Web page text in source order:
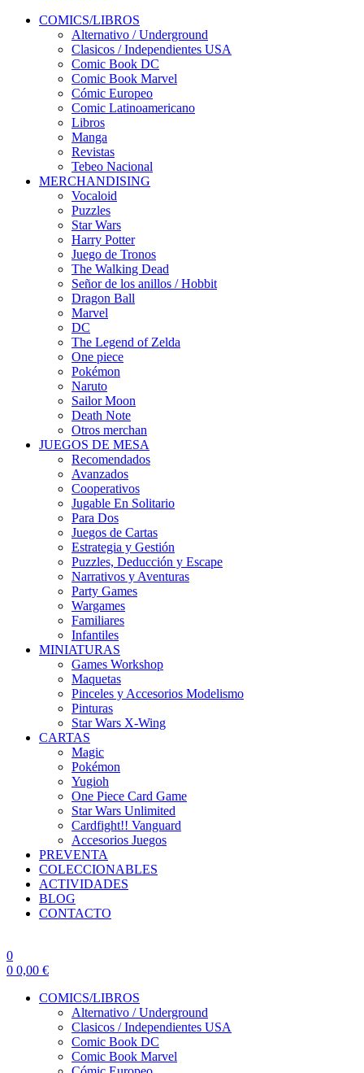
COMICS/LIBROS
Alternativo / Underground
Clasicos / Independientes USA
Comic Book DC
Comic Book Marvel
Cómic Europeo
Comic Latinoamericano
Libros
Manga
Revistas
Tebeo Nacional
MERCHANDISING
Vocaloid
Puzzles
Star Wars
Harry Potter
Juego de Tronos
The Walking Dead
Señor de los anillos / Hobbit
Dragon Ball
Marvel
DC
The Legend of Zelda
One piece
Pokémon
Naruto
Sailor Moon
Death Note
Otros merchan
JUEGOS DE MESA
Recomendados
Avanzados
Cooperativos
Jugable En Solitario
Para Dos
Juegos de Cartas
Estrategia y Gestión
Puzzles, Deducción y Escape
Narrativos y Aventuras
Party Games
Wargames
Familiares
Infantiles
MINIATURAS
Games Workshop
Maquetas
Pinceles y Accesorios Modelismo
Pinturas
Star Wars X-Wing
CARTAS
Magic
Pokémon
Yugioh
One Piece Card Game
Star Wars Unlimited
Cardfight!! Vanguard
Accesorios Juegos
PREVENTA
COLECCIONABLES
ACTIVIDADES
BLOG
CONTACTO
0
0 0,00 €
COMICS/LIBROS
Alternativo / Underground
Clasicos / Independientes USA
Comic Book DC
Comic Book Marvel